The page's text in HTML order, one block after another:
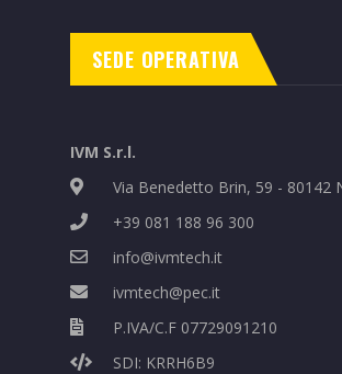
SEDE OPERATIVA
IVM S.r.l.
Via Benedetto Brin, 59 - 80142
+39 081 188 96 300
info@ivmtech.it
ivmtech@pec.it
P.IVA/C.F 07729091210
SDI: KRRH6B9